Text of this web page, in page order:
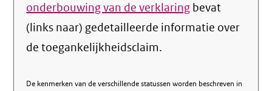
onderbouwing van de verklaring bevat
(links naar) gedetailleerde informatie over
de toegankelijkheidsclaim.
De kenmerken van de verschillende statussen worden beschreven in